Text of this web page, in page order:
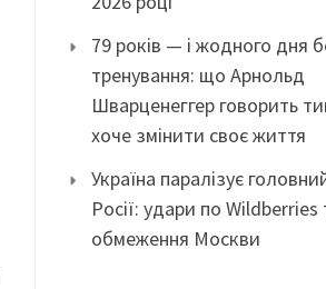
79 років — і жодного дня
тренування: що Арнольд
Шварценеггер говорить
хоче змінити своє життя
Україна паралізує
Росії: удари по Wildberries
обмеження Москви